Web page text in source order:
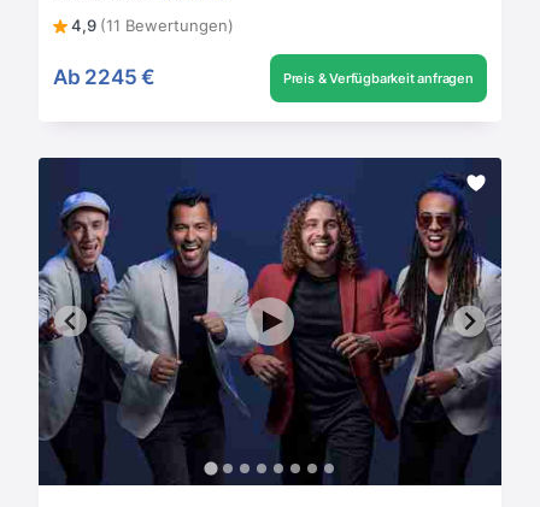
4,9 (11 Bewertungen)
Ab 2245 € Preis & Verfügbarkeit anfragen